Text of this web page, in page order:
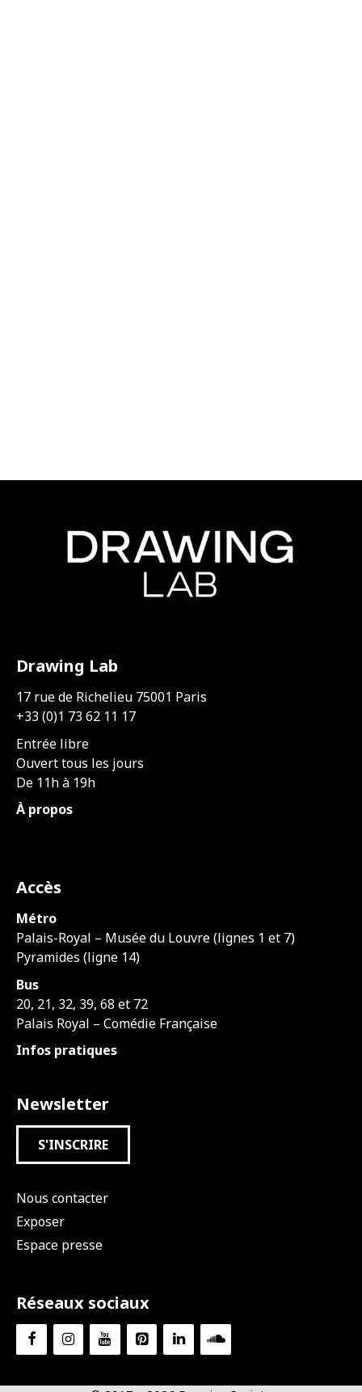
Drawing Lab
17 rue de Richelieu 75001 Paris
+33 (0)1 73 62 11 17
Entrée libre
Ouvert tous les jours
De 11h à 19h
À propos
Accès
Métro
Palais-Royal – Musée du Louvre (lignes 1 et 7)
Pyramides (ligne 14)
Bus
20, 21, 32, 39, 68 et 72
Palais Royal – Comédie Française
Infos pratiques
Newsletter
S'INSCRIRE
Nous contacter
Exposer
Espace presse
Réseaux sociaux